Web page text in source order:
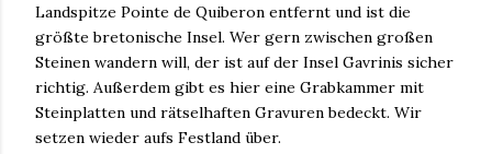
Landspitze Pointe de Quiberon entfernt und ist die
größte bretonische Insel. Wer gern zwischen großen
Steinen wandern will, der ist auf der Insel Gavrinis sicher
richtig. Außerdem gibt es hier eine Grabkammer mit
Steinplatten und rätselhaften Gravuren bedeckt. Wir
setzen wieder aufs Festland über.